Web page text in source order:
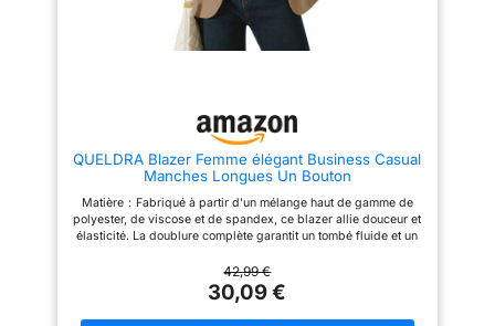
essentielle parfaite dans le
placard de chaque femme.
C’est la veste idéale pour la
constituer la pièce essentielle
parfaite dans le placard de
chaque femme. C'est la veste
QUELDRA Blazer Femme élégant Business Casual
Manches Longues Un Bouton
Matière：Fabriqué à partir d'un mélange haut de gamme de
polyester, de viscose et de spandex, ce blazer allie douceur et
élasticité. La doublure complète garantit un tombé fluide et un
prolongée. Caractéristiques：Doté d'un revers à rabat basique
et d'une fermeture classique à un bouton, ce blazer polyvalent
mari élégance et fonctionnalité. Deux poches à rabat
fonctionnelles offrent un rangement stylé tout en préservant un
42,99 €
30,09 €